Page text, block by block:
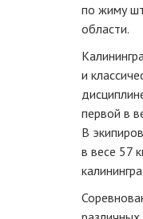
по жиму
области.
и
первой в
В
в весе 57